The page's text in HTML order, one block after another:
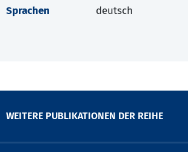
Sprachen
deutsch
WEITERE PUBLIKATIONEN DER REIHE